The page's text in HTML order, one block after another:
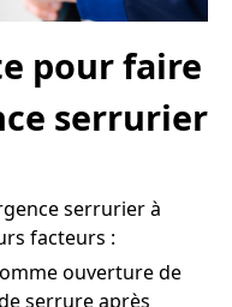
pour faire
serrurier
serrurier à
facteurs :
ouverture de
serrure après